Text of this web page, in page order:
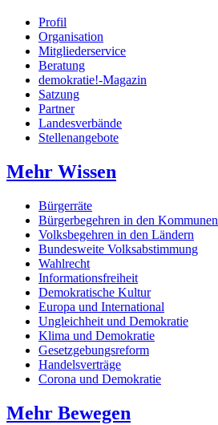
Profil
Organisation
Mitgliederservice
Beratung
demokratie!-Magazin
Satzung
Partner
Landesverbände
Stellenangebote
Mehr Wissen
Bürgerräte
Bürgerbegehren in den Kommunen
Volksbegehren in den Ländern
Bundesweite Volksabstimmung
Wahlrecht
Informationsfreiheit
Demokratische Kultur
Europa und International
Ungleichheit und Demokratie
Klima und Demokratie
Gesetzgebungsreform
Handelsverträge
Corona und Demokratie
Mehr Bewegen